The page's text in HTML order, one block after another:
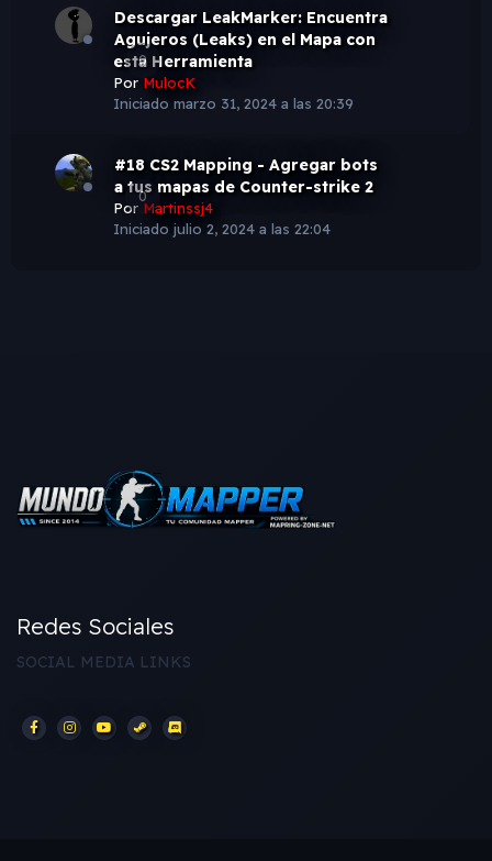
0
Descargar LeakMarker: Encuentra
Agujeros (Leaks) en el Mapa con
esta Herramienta
Por MulocK
Iniciado marzo 31, 2024 a las 20:39
0
#18 CS2 Mapping - Agregar bots
a tus mapas de Counter-strike 2
Por Martinssj4
Iniciado julio 2, 2024 a las 22:04
Redes Sociales
SOCIAL MEDIA LINKS